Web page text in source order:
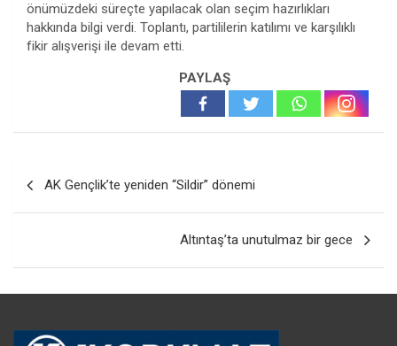
önümüzdeki süreçte yapılacak olan seçim hazırlıkları
hakkında bilgi verdi. Toplantı, partililerin katılımı ve karşılıklı
fikir alışverişi ile devam etti.
PAYLAŞ
gezinmesi
AK Gençlik’te yeniden “Sildir” dönemi
Altıntaş’ta unutulmaz bir gece